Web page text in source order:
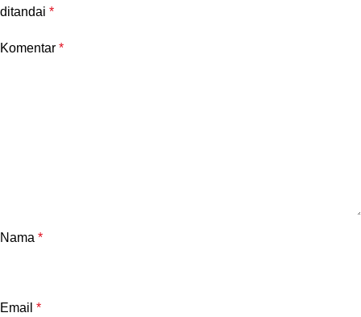
ditandai *
Komentar *
Nama *
Email *